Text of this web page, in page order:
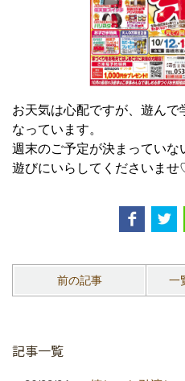
お天気は心配ですが、遊んで
なっています。
週末のご予定が決まっていな
遊びにいらしてくださいま
前の記事 一
記事一覧